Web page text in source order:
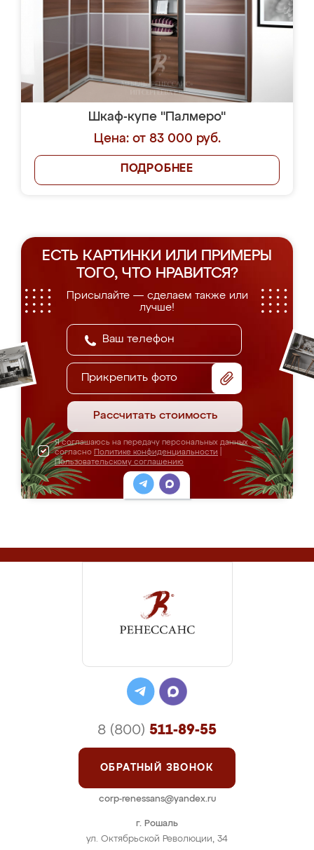
Шкаф-купе "Палмеро"
Цена: от 83 000 руб.
ПОДРОБНЕЕ
ЕСТЬ КАРТИНКИ ИЛИ ПРИМЕРЫ
ТОГО, ЧТО НРАВИТСЯ?
Присылайте — сделаем также или
лучше!
Прикрепить фото
Рассчитать стоимость
Я соглашаюсь на передачу персональных данных
согласно Политике конфиденциальности
Пользовательскому соглашению
г. Рошаль
ул. Октябрьской Революции, 34
8 (800) 511-89-55
ОБРАТНЫЙ ЗВОНОК
corp-renessans@yandex.ru